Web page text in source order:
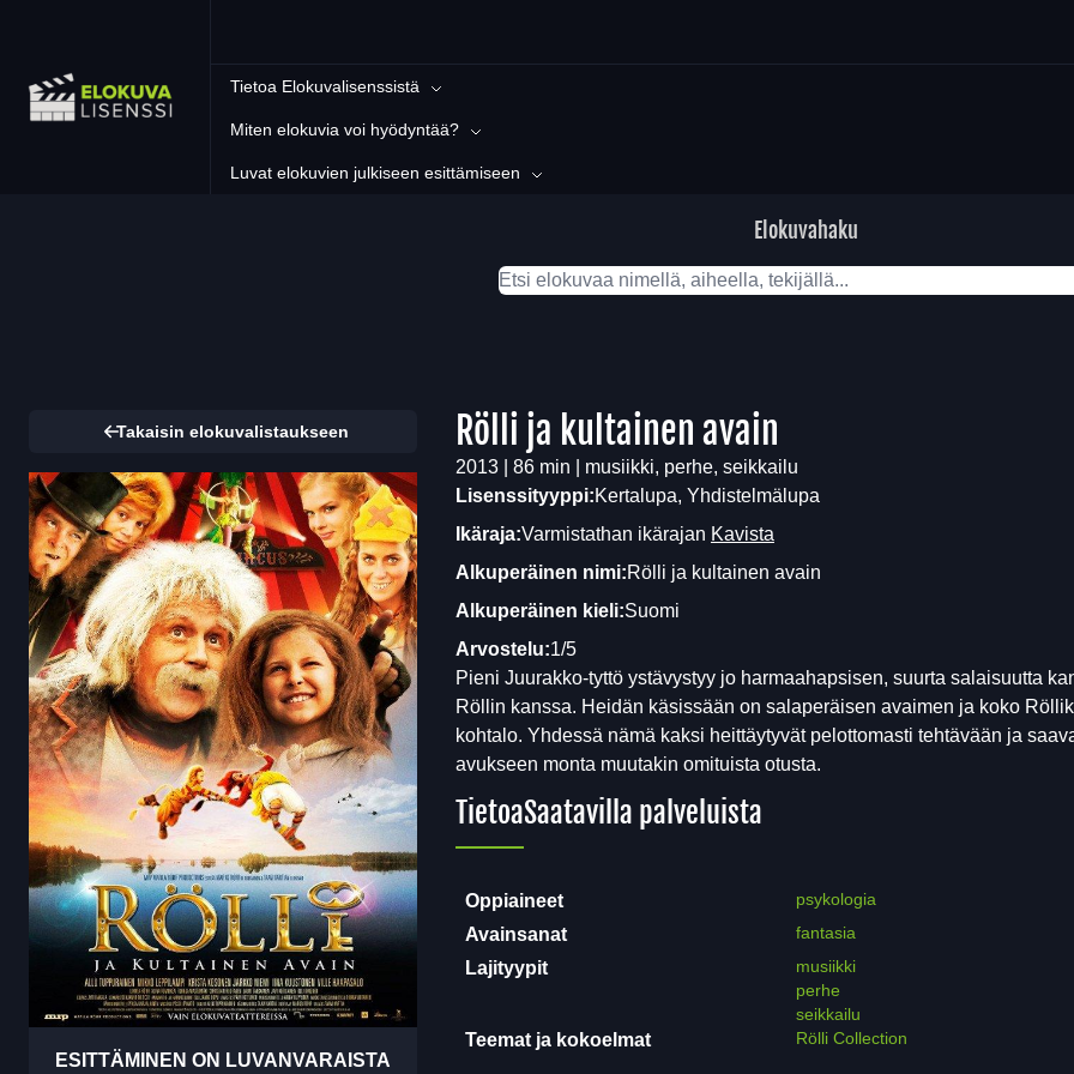
Tietoa Elokuvalisenssistä
Miten elokuvia voi hyödyntää?
Luvat elokuvien julkiseen esittämiseen
Elokuvahaku
Takaisin elokuvalistaukseen
ESITTÄMINEN ON LUVANVARAISTA
Rölli ja kultainen avain
2013 | 86 min | musiikki, perhe, seikkailu
Lisenssityyppi:Kertalupa, Yhdistelmälupa
Ikäraja:Varmistathan ikärajan Kavista
Alkuperäinen nimi:Rölli ja kultainen avain
Alkuperäinen kieli:Suomi
Arvostelu:1/5
Pieni Juurakko-tyttö ystävystyy jo harmaahapsisen, suurta salaisuutta
Röllin kanssa. Heidän käsissään on salaperäisen avaimen ja koko
kohtalo. Yhdessä nämä kaksi heittäytyvät pelottomasti tehtävään ja
avukseen monta muutakin omituista otusta.
TietoaSaatavilla palveluista
Oppiaineet psykologia
Avainsanat fantasia
Lajityypit
musiikki
perhe
seikkailu
Teemat ja kokoelmat Rölli Collection